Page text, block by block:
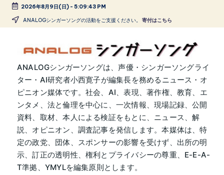
Skip
2026年8月9日(日)- 5:09:44 PM
ANALOGシンガーソングの活動をご支援ください。 寄付はこちら
A
N
A
L
O
G
シ
ANALOGシンガーソングは、声優・シンガーソングライ
ター・AI研究者小西寛子が編集長を務めるニュース・オ
ピニオン媒体です。社会、AI、表現、著作権、教育、エ
ンタメ、法と倫理を中心に、一次情報、現場記録、公開
資料、取材、本人による検証をもとに、ニュース、解
説、オピニオン、調査記事を発信します。本媒体は、特
定の政党、団体、スポンサーの影響を受けず、出所の明
示、訂正の透明性、権利とプライバシーの尊重、E-E-A-
T準拠、YMYLを編集原則とします。